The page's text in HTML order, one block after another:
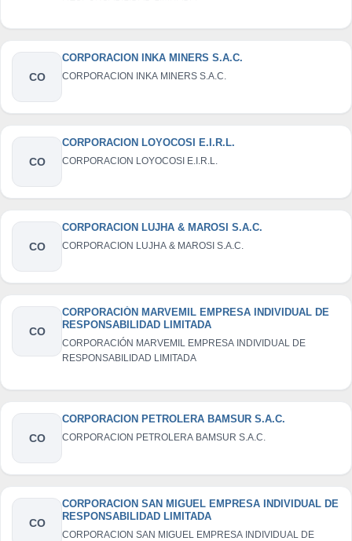
CO
CORPORACION INKA MINERS S.A.C.
CORPORACION INKA MINERS S.A.C.
CO
CORPORACION LOYOCOSI E.I.R.L.
CORPORACION LOYOCOSI E.I.R.L.
CO
CORPORACION LUJHA & MAROSI S.A.C.
CORPORACION LUJHA & MAROSI S.A.C.
CO
CORPORACIÓN MARVEMIL EMPRESA INDIVIDUAL DE
RESPONSABILIDAD LIMITADA
CORPORACIÓN MARVEMIL EMPRESA INDIVIDUAL DE
RESPONSABILIDAD LIMITADA
CO
CORPORACION PETROLERA BAMSUR S.A.C.
CORPORACION PETROLERA BAMSUR S.A.C.
CO
CORPORACION SAN MIGUEL EMPRESA INDIVIDUAL DE
RESPONSABILIDAD LIMITADA
CORPORACION SAN MIGUEL EMPRESA INDIVIDUAL DE